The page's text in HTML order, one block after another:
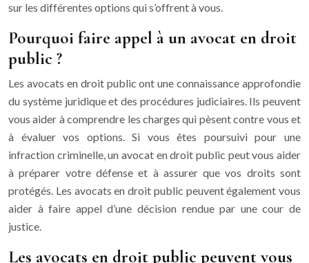
sur les différentes options qui s’offrent à vous.
Pourquoi faire appel à un avocat en droit
public ?
Les avocats en droit public ont une connaissance approfondie
du système juridique et des procédures judiciaires. Ils peuvent
vous aider à comprendre les charges qui pèsent contre vous et
à évaluer vos options. Si vous êtes poursuivi pour une
infraction criminelle, un avocat en droit public peut vous aider
à préparer votre défense et à assurer que vos droits sont
protégés. Les avocats en droit public peuvent également vous
aider à faire appel d’une décision rendue par une cour de
justice.
Les avocats en droit public peuvent vous